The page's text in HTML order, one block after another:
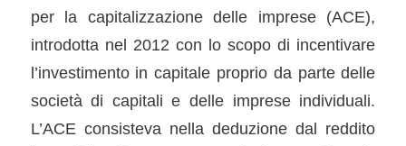
per la capitalizzazione delle imprese (ACE),
introdotta nel 2012 con lo scopo di incentivare
l’investimento in capitale proprio da parte delle
società di capitali e delle imprese individuali.
L’ACE consisteva nella deduzione dal reddito